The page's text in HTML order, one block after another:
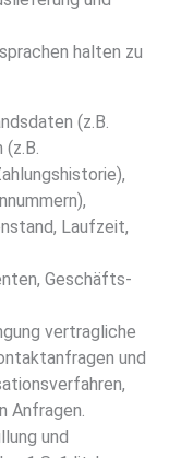
halten zu
(z.B.
(z.B.
Laufzeit,
Geschäfts-
vertragliche
und
Anfragen.
und